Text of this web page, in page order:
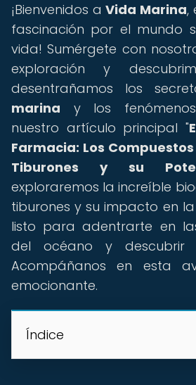
¡Bienvenidos aVida Marina,
fascinación por el mundo
vida! Sumérgete con
exploración y
desentrañamos los
marina y los
nuestro artículo principal "
Farmacia: Los
Tiburones y su
exploraremos la increíble
tiburones y su impacto en la
listo para adentrarte en
del océano y descubrir
Acompáñanos en esta
emocionante.
Índice